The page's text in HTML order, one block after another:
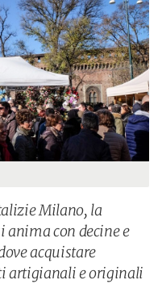
Milano, la
anima con decine e
acquistare
artigianali e originali